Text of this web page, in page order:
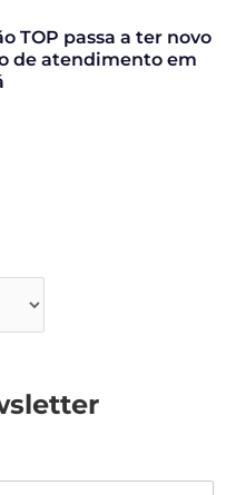
TOP passa a ter novo
de atendimento em